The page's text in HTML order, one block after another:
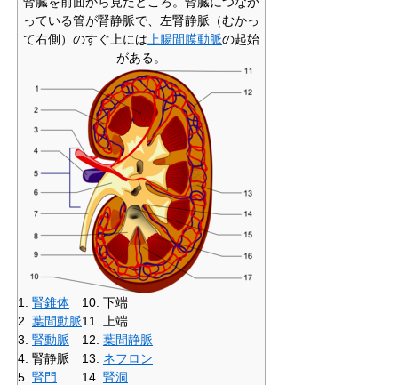
っている管が腎静脈で、左腎静脈（むかっ
て右側）のすぐ上には 上腸間膜動脈の起始
がある。
1. 腎錐体
2. 葉間動脈
3. 腎動脈
4. 腎静脈
5. 腎門
10. 下端
11. 上端
12. 葉間静脈
13. ネフロン
14. 腎洞